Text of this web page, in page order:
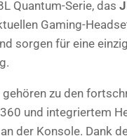
Quantum-Serie, das
Gaming-
sorgen für eine
zu den
und integriertem
der Konsole. Dank